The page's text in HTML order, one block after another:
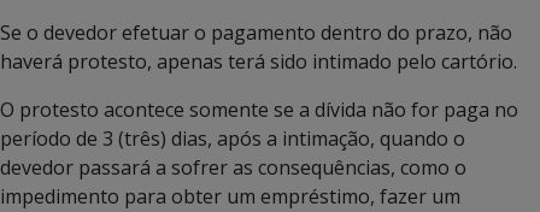
Se o devedor efetuar o pagamento dentro do prazo, não
haverá protesto, apenas terá sido intimado pelo cartório.
O protesto acontece somente se a dívida não for paga no
período de 3 (três) dias, após a intimação, quando o
devedor passará a sofrer as consequências, como o
impedimento para obter um empréstimo, fazer um